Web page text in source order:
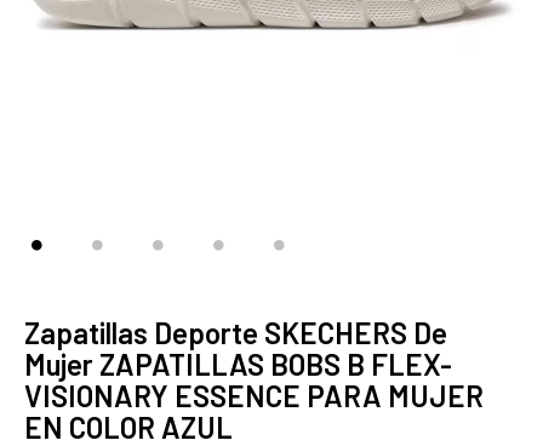
Zapatillas Deporte SKECHERS De
Mujer ZAPATILLAS BOBS B FLEX-
VISIONARY ESSENCE PARA MUJER
EN COLOR AZUL